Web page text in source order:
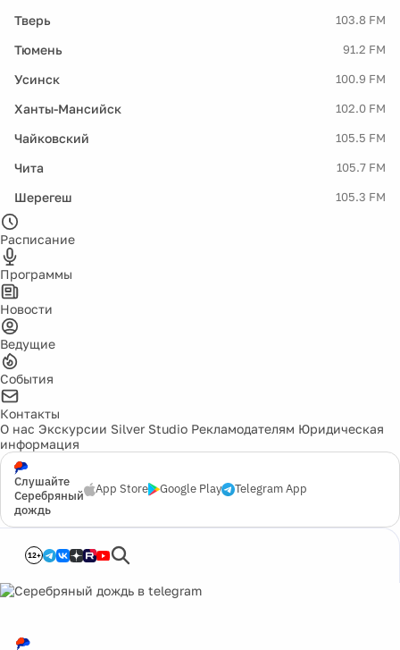
Тверь 103.8 FM
Тюмень 91.2 FM
Усинск 100.9 FM
Ханты-Мансийск 102.0 FM
Чайковский 105.5 FM
Чита 105.7 FM
Шерегеш 105.3 FM
Расписание
Программы
Новости
Ведущие
События
Контакты
О нас Экскурсии Silver Studio Рекламодателям Юридическая
информация
Слушайте
Серебряный
дождь
App Store Google Play Telegram App
12+